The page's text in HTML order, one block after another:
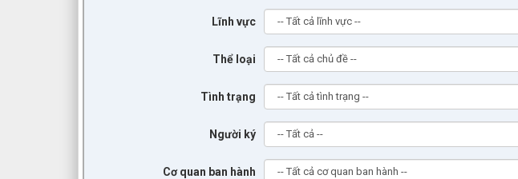
Lĩnh vực
Thể loại
Tình trạng
Người ký
Cơ quan ban hành